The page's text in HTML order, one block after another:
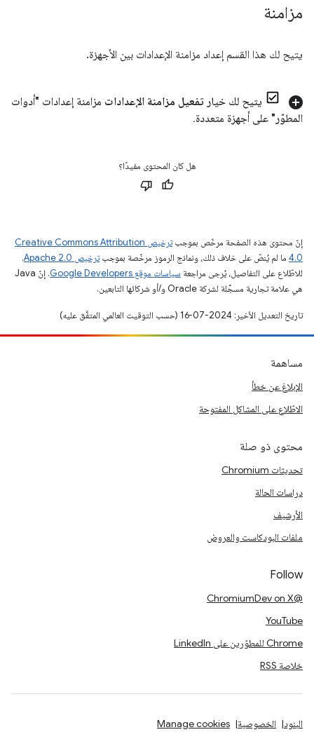
مزامنة
يتيح لك هذا القسم إعداد مزامنة الإعدادات بين الأجهزة.
يتيح لك خيار تفعيل مزامنة الإعدادات مزامنة إعدادات "أدوات
المطوّر" على أجهزة متعددة.
هل كان المحتوى مفيدًا؟
إنّ محتوى هذه الصفحة مرخّص بموجب
ترخيص Creative Commons Attribution
4.0‏ ما لم يُنصّ على خلاف ذلك، ونماذج الرموز مرخّصة بموجبترخيص Apache 2.0‏
.
للاطّلاع على التفاصيل، يُرجى مراجعة سياسات موقع Google Developers‏
. إنّ Java
هي علامة تجارية مسجَّلة لشركة Oracle و/أو شركائها التابعين.
تاريخ التعديل الأخير: 2024-07-16 (حسب التوقيت العالمي المتفَّق عليه)
مساهمة
الإبلاغ عن خطأ
الاطّلاع على المشاكل المفتوحة
محتوى ذو صلة
تحديثات Chromium
دراسات الحالة
الأرشيف
ملفات البودكاست والعروض
Follow
@ChromiumDev on X
YouTube
Chrome للمطوّرين على LinkedIn
خلاصة RSS
البنود الخصوصية Manage cookies